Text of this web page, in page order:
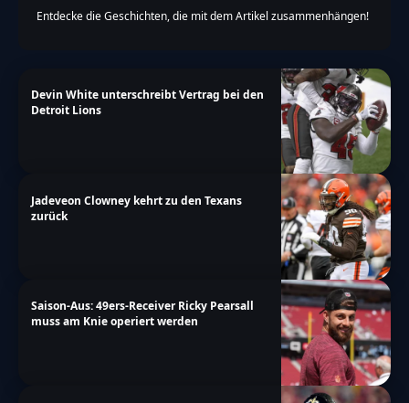
Entdecke die Geschichten, die mit dem Artikel zusammenhängen!
Devin White unterschreibt Vertrag bei den
Detroit Lions
Jadeveon Clowney kehrt zu den Texans
zurück
Saison-Aus: 49ers-Receiver Ricky Pearsall
muss am Knie operiert werden